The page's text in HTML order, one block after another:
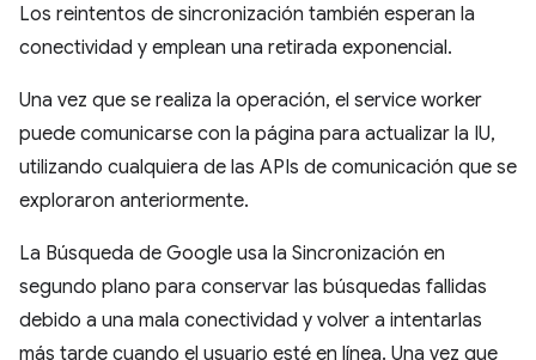
Los reintentos de sincronización también esperan la
conectividad y emplean una retirada exponencial.
Una vez que se realiza la operación, el service worker
puede comunicarse con la página para actualizar la IU,
utilizando cualquiera de las APIs de comunicación que se
exploraron anteriormente.
La Búsqueda de Google usa la Sincronización en
segundo plano para conservar las búsquedas fallidas
debido a una mala conectividad y volver a intentarlas
más tarde cuando el usuario esté en línea. Una vez que